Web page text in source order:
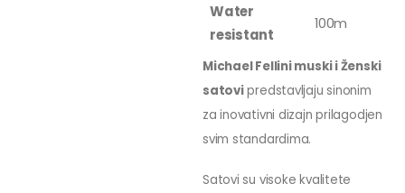
Water
resistant
100m
Michael Fellini muski i Ženski
satovipredstavljaju sinonim
za inovativni dizajn prilagodjen
svim standardima.
Satovi su visoke kvalitete